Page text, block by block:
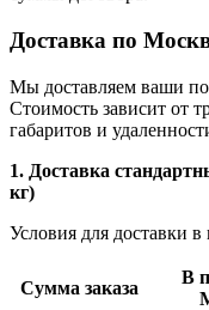
Доставка по
Мы доставляем ваши
Стоимость зависит от
габаритов и
1. Доставка
кг)
Условия для доставки
Сумма заказа
В